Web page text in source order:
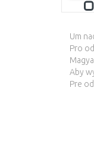
Um
Pro
Aby
Pre